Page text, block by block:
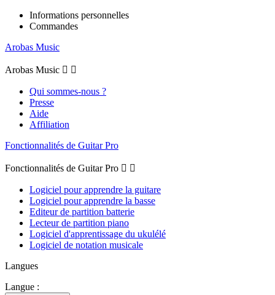
Informations personnelles
Commandes
Arobas Music
Arobas Music  
Qui sommes-nous ?
Presse
Aide
Affiliation
Fonctionnalités de Guitar Pro
Fonctionnalités de Guitar Pro  
Logiciel pour apprendre la guitare
Logiciel pour apprendre la basse
Editeur de partition batterie
Lecteur de partition piano
Logiciel d'apprentissage du ukulélé
Logiciel de notation musicale
Langues
Langue :